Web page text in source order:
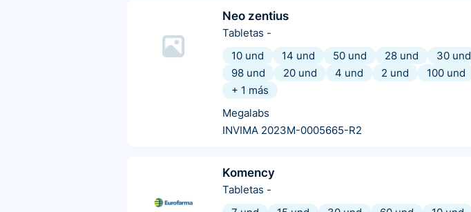
Neo zentius
Tabletas -
10 und
14 und 50 und 28 und
30 und
98 und
20 und 4 und 2 und
100 und
+ 1 más
Megalabs
INVIMA 2023M-0005665-R2
Komency
Tabletas -